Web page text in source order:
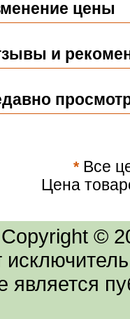
цены
и
* Все
Цена
©
является